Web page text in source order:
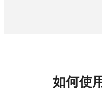
如何使